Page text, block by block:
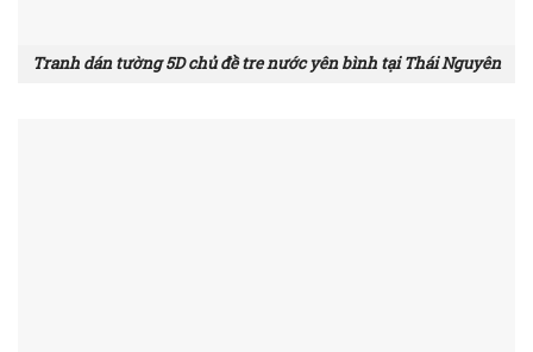
Tranh dán tường 5D chủ đề tre nước yên bình tại Thái Nguyên